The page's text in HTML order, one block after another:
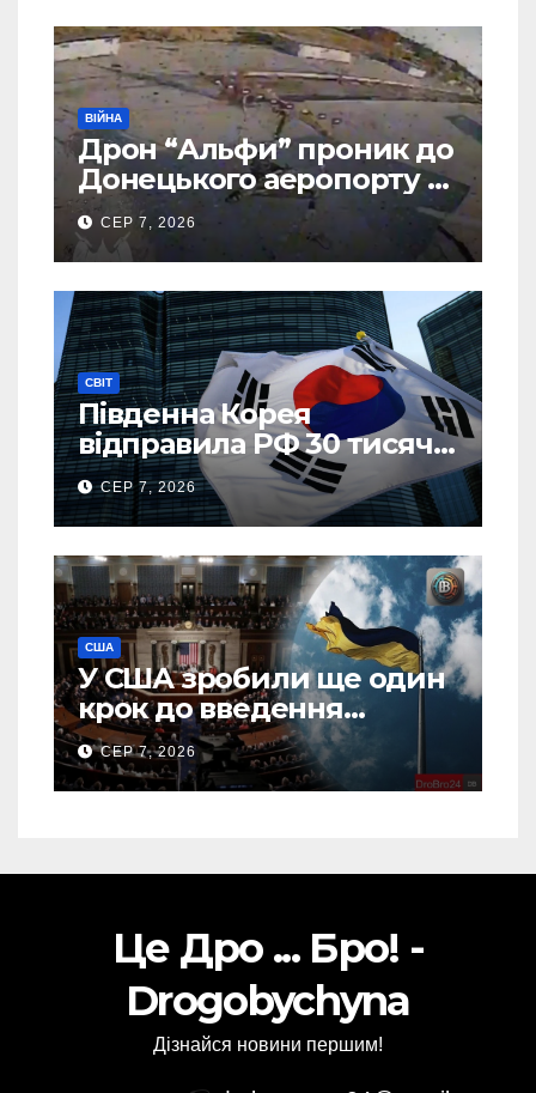
ВІЙНА
Дрон “Альфи” проник до
Донецького аеропорту та
спалив “Шахед” ще до
запуску
СЕР 7, 2026
СВІТ
Південна Корея
відправила РФ 30 тисяч
тонн авіапалива
СЕР 7, 2026
США
У США зробили ще один
крок до введення
“пекельних санкцій”
проти Росії
СЕР 7, 2026
Це Дро ... Бро! -
Drogobychyna
Дізнайся новини першим!